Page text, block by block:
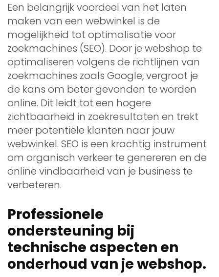
Een belangrijk voordeel van het laten
maken van een webwinkel is de
mogelijkheid tot optimalisatie voor
zoekmachines (SEO). Door je webshop te
optimaliseren volgens de richtlijnen van
zoekmachines zoals Google, vergroot je
de kans om beter gevonden te worden
online. Dit leidt tot een hogere
zichtbaarheid in zoekresultaten en trekt
meer potentiële klanten naar jouw
webwinkel. SEO is een krachtig instrument
om organisch verkeer te genereren en de
online vindbaarheid van je business te
verbeteren.
Professionele
ondersteuning bij
technische aspecten en
onderhoud van je webshop.